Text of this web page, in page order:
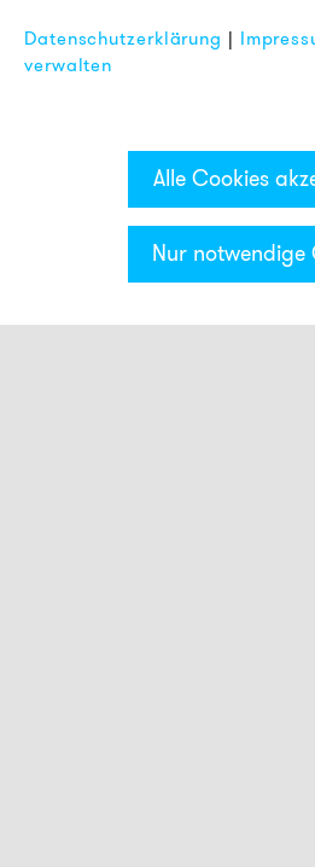
Kategorien &
FAQ
Datenschutzerklärung |
verwalten
Alle Cookies
Nur notwendige